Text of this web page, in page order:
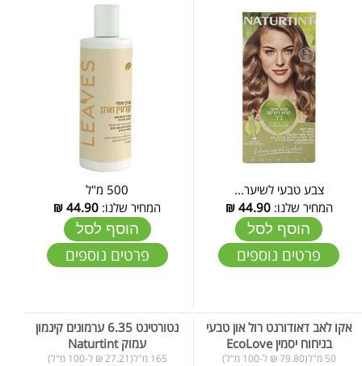
צבע טבעי לשיער...
המחיר שלנו:44.90
₪
הוסף לסל
פרטים נוספים
500 מ"ל
המחיר שלנו: 44.90
₪
הוסף לסל
פרטים נוספים
אקו לאב דאודורנט רול און טבעי
בניחוח יסמין EcoLove
50 מ"ל(79.80 ₪ ל-100 מ"ל)
נטורטינט 6.35 ערמונים קינמון
עמוק Naturtint
165 מ"ל(27.21 ₪ ל-100 מ"ל)